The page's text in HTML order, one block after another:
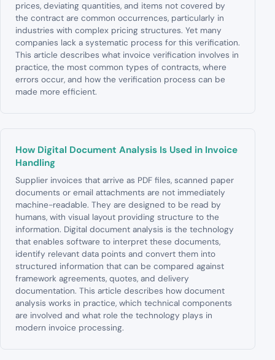
prices, deviating quantities, and items not covered by
the contract are common occurrences, particularly in
industries with complex pricing structures. Yet many
companies lack a systematic process for this verification.
This article describes what invoice verification involves in
practice, the most common types of contracts, where
errors occur, and how the verification process can be
made more efficient.
How Digital Document Analysis Is Used in Invoice
Handling
Supplier invoices that arrive as PDF files, scanned paper
documents or email attachments are not immediately
machine-readable. They are designed to be read by
humans, with visual layout providing structure to the
information. Digital document analysis is the technology
that enables software to interpret these documents,
identify relevant data points and convert them into
structured information that can be compared against
framework agreements, quotes, and delivery
documentation. This article describes how document
analysis works in practice, which technical components
are involved and what role the technology plays in
modern invoice processing.